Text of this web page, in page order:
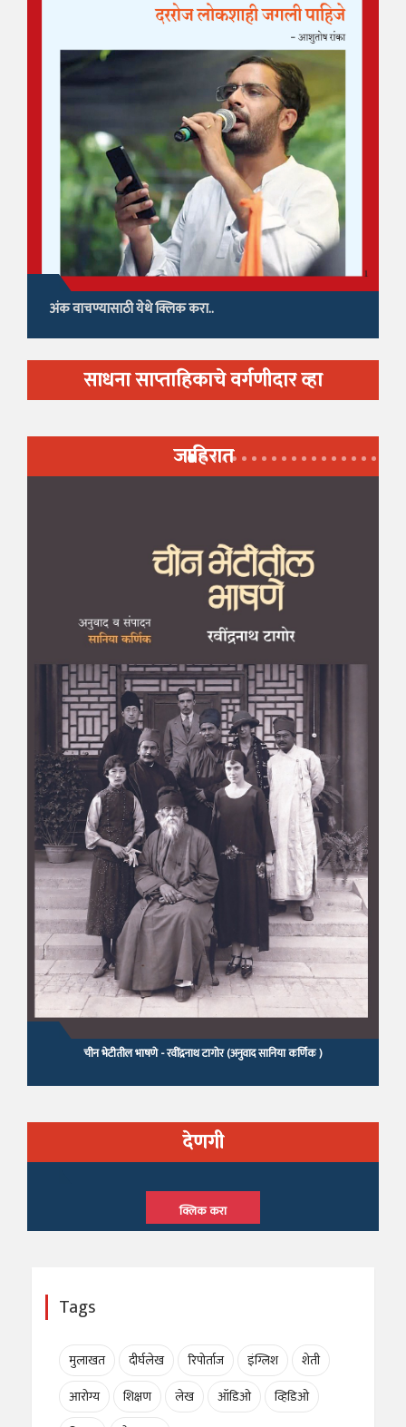
अंक वाचण्यासाठी येथे क्लिक करा..
साधना साप्ताहिकाचे वर्गणीदार व्हा
जाहिरात
माझा जीवनप्रवाह
देणगी
क्लिक करा
Tags
मुलाखत दीर्घलेख रिपोर्ताज इंग्लिश
शेती
आरोग्य
शिक्षण लेख ऑडिओ
व्हिडिओ